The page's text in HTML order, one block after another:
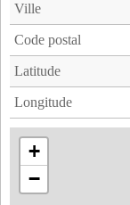
Ville
Code postal
Latitude
Longitude
+
−